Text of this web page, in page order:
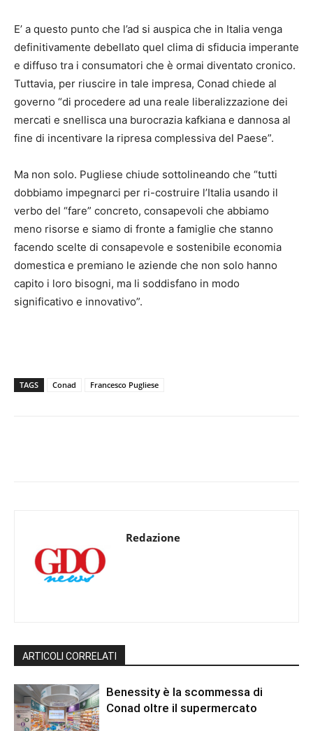
E’ a questo punto che l’ad si auspica che in Italia venga
definitivamente debellato quel clima di sfiducia imperante
e diffuso tra i consumatori che è ormai diventato cronico.
Tuttavia, per riuscire in tale impresa, Conad chiede al
governo “di procedere ad una reale liberalizzazione dei
mercati e snellisca una burocrazia kafkiana e dannosa al
fine di incentivare la ripresa complessiva del Paese”.
Ma non solo. Pugliese chiude sottolineando che “tutti
dobbiamo impegnarci per ri-costruire l’Italia usando il
verbo del “fare” concreto, consapevoli che abbiamo
meno risorse e siamo di fronte a famiglie che stanno
facendo scelte di consapevole e sostenibile economia
domestica e premiano le aziende che non solo hanno
capito i loro bisogni, ma li soddisfano in modo
significativo e innovativo”.
TAGS Conad Francesco Pugliese
Redazione
ARTICOLI CORRELATI
Benessity è la scommessa di
Conad oltre il supermercato